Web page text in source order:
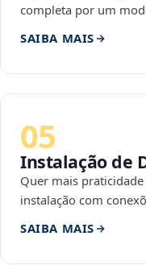
completa por um
SAIBA MAIS
05
Instalação de
Quer mais
instalação com
SAIBA MAIS